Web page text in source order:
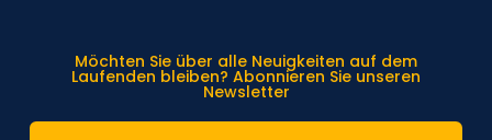
Möchten Sie über alle Neuigkeiten auf dem
Laufenden bleiben? Abonnieren Sie unseren
Newsletter